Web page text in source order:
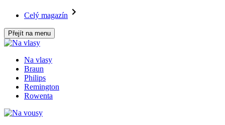
Celý magazín
Přejít na menu
Na vlasy
Braun
Philips
Remington
Rowenta